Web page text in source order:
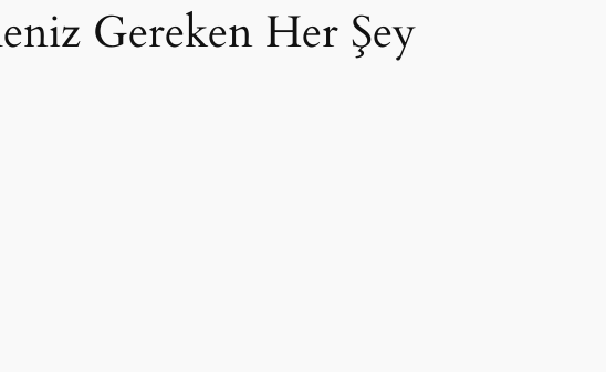
Gereken Her Şey